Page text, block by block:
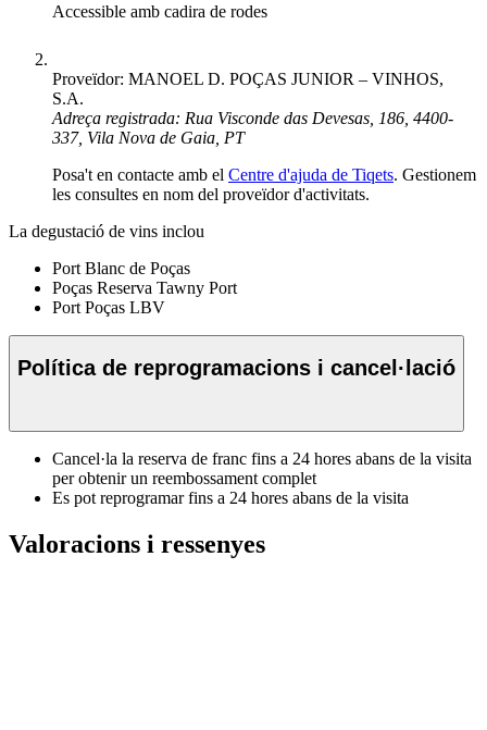
Accessible amb cadira de rodes
Proveïdor: MANOEL D. POÇAS JUNIOR – VINHOS,
S.A.
Adreça registrada: Rua Visconde das Devesas, 186, 4400-
337, Vila Nova de Gaia, PT
Posa't en contacte amb el Centre d'ajuda de Tiqets. Gestionem
les consultes en nom del proveïdor d'activitats.
La degustació de vins inclou
Port Blanc de Poças
Poças Reserva Tawny Port
Port Poças LBV
Política de reprogramacions i cancel·lació
Cancel·la la reserva de franc fins a 24 hores abans de la visita
per obtenir un reembossament complet
Es pot reprogramar fins a 24 hores abans de la visita
Valoracions i ressenyes